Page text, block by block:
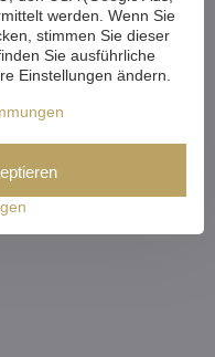
werden. Wenn Sie
stimmen Sie dieser
Sie ausführliche
Einstellungen ändern.